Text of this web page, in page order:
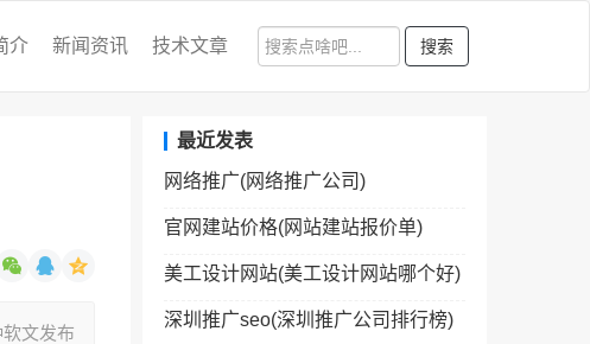
搜索
介 新闻资讯 技术文章
文发布
最近发表
网络推广(网络推广公司)
官网建站价格(网站建站报价单)
美工设计网站(美工设计网站哪个好)
深圳推广seo(深圳推广公司排行榜)